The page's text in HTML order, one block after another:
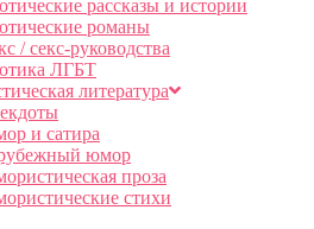
рассказы и истории
романы
/ секс-руководства
ЛГБТ
литература
и сатира
юмор
проза
стихи